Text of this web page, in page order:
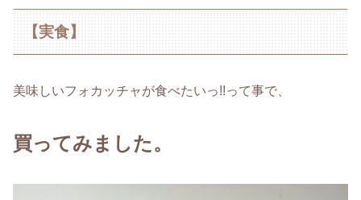
【実食】
美味しいフォカッチャが食べたいっ!!って事で、
買ってみました。